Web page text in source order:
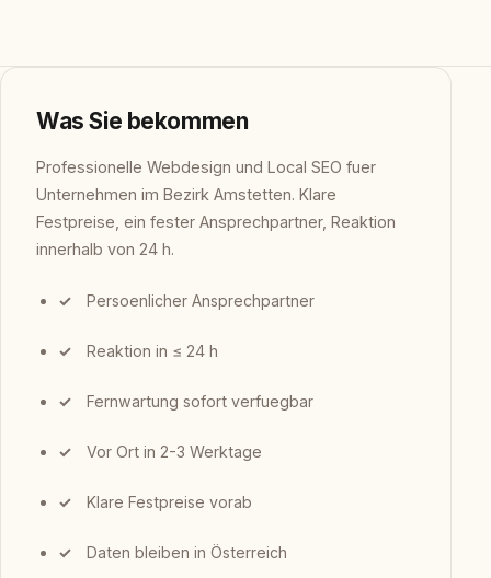
Was Sie bekommen
Professionelle Webdesign und Local SEO fuer
Unternehmen im Bezirk Amstetten. Klare
Festpreise, ein fester Ansprechpartner, Reaktion
innerhalb von 24 h.
Persoenlicher Ansprechpartner
Reaktion in ≤ 24 h
Fernwartung sofort verfuegbar
Vor Ort in 2-3 Werktage
Klare Festpreise vorab
Daten bleiben in Österreich